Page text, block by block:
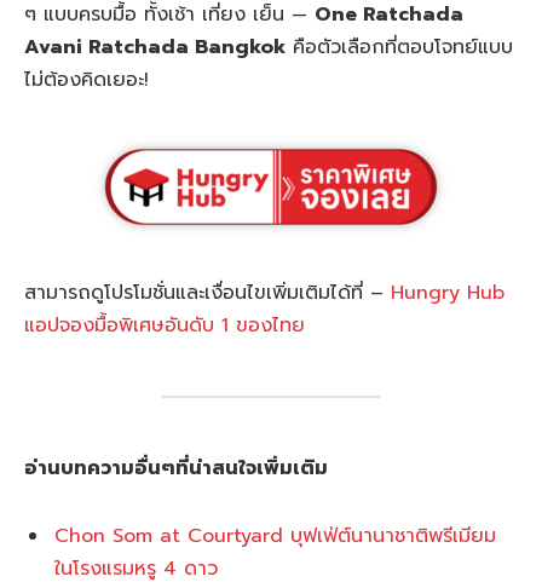
ๆ แบบครบมื้อ ทั้งเช้า เที่ยง เย็น — One Ratchada
Avani Ratchada Bangkok คือตัวเลือกที่ตอบโจทย์แบบ
ไม่ต้องคิดเยอะ!
สามารถดูโปรโมชั่นและเงื่อนไขเพิ่มเติมได้ที่ – Hungry Hub
แอปจองมื้อพิเศษอันดับ 1 ของไทย
อ่านบทความอื่นๆที่น่าสนใจเพิ่มเติม
Chon Som at Courtyard บุฟเฟ่ต์นานาชาติพรีเมียม
ในโรงแรมหรู 4 ดาว